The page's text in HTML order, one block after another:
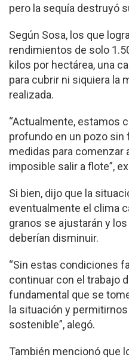
pero la sequía destruyó
Según Sosa, los que
rendimientos de solo
kilos por hectárea, una
para cubrir ni siquiera la
realizada.
“Actualmente, estamos
profundo en un pozo sin
medidas para comenzar
imposible salir a flote”,
Si bien, dijo que la
eventualmente el clima
granos se ajustarán y
deberían disminuir.
“Sin estas condiciones
continuar con el trabajo
fundamental que se
la situación y
sostenible”, alegó.
También mencionó que